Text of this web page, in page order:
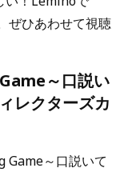
ぜひあわせて視聴
～口説い
レクターズカ
Game～口説いて